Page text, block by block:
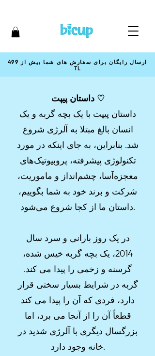
ارسال رایگان برای سفارش های شما بیش از 499
TL
داستان پیپت ♡
داستان پیپت با یک بچه گربه و یک
انسان بالغ مبتلا به آلرژی شروع
شد. بنابراین، به جای اینکه در مورد
تکنولوژی پیشرفته، پروبیوتیک‌های
معجزه‌آسا، چشم‌انداز و ماموریت،
شرکت و برند خود به شما بگوییم،
داستان ما از کجا شروع می‌شود.
در یک روز بارانی و سرد سال
2014، یک بچه گربه خیس شده،
گرسنه و زخمی را پیدا می کند.
گربه در شرایط بسیار سختی قرار
دارد، فردی که آن را پیدا می کند
قطعاً آن را از آنجا می برد، اما
بزرگسال دیگری با آلرژی شدید در
خانه وجود دارد.